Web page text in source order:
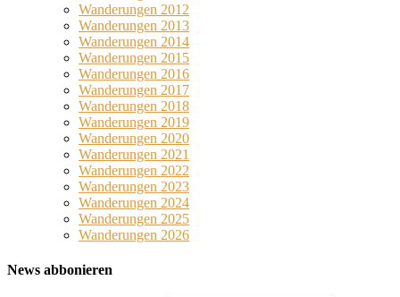
Wanderungen 2012
Wanderungen 2013
Wanderungen 2014
Wanderungen 2015
Wanderungen 2016
Wanderungen 2017
Wanderungen 2018
Wanderungen 2019
Wanderungen 2020
Wanderungen 2021
Wanderungen 2022
Wanderungen 2023
Wanderungen 2024
Wanderungen 2025
Wanderungen 2026
News abbonieren